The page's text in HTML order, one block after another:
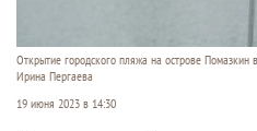
Открытие городского пляжа на острове Помазкин
Ирина Пергаева
19 июня 2023 в 14:30